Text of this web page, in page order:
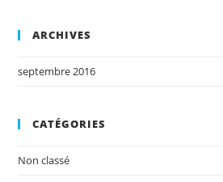
ARCHIVES
septembre 2016
CATÉGORIES
Non classé